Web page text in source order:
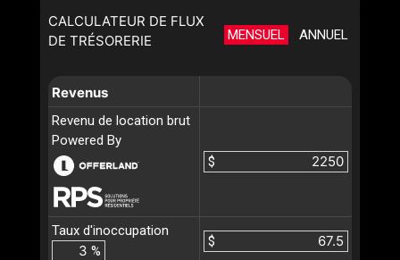
CALCULATEUR DE FLUX
DE TRÉSORERIE
MENSUEL ANNUEL
Revenus
Revenu de location brut
Powered By
$
Taux d'inoccupation
%
$